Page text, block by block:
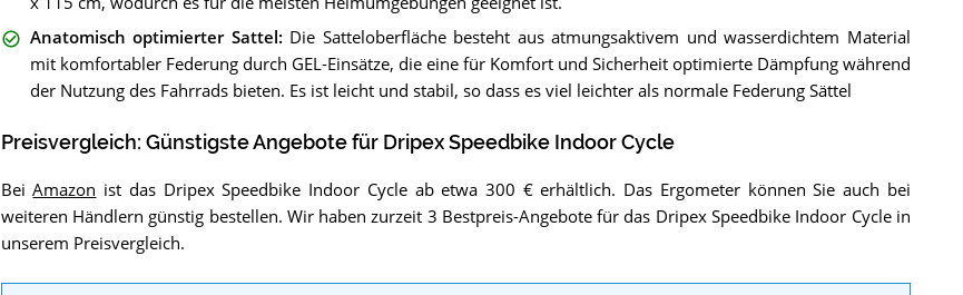
Anatomisch optimierter Sattel: Die Satteloberfläche besteht aus atmungsaktivem und wasserdichtem Material
mit komfortabler Federung durch GEL-Einsätze, die eine für Komfort und Sicherheit optimierte Dämpfung während
der Nutzung des Fahrrads bieten. Es ist leicht und stabil, so dass es viel leichter als normale Federung Sättel
Preisvergleich: Günstigste Angebote für Dripex Speedbike Indoor Cycle
BeiAmazon ist das Dripex Speedbike Indoor Cycle ab etwa 300 € erhältlich. Das Ergometer können Sie auch bei
weiteren Händlern günstig bestellen. Wir haben zurzeit 3 Bestpreis-Angebote für das Dripex Speedbike Indoor Cycle in
unserem Preisvergleich.